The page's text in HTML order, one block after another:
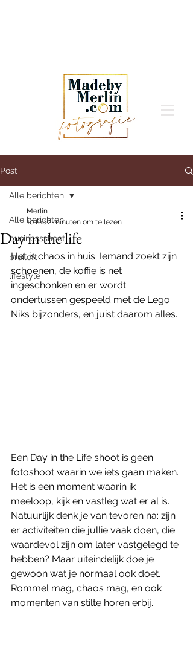
Post
Alle berichten
businessshoot
bruiloft
lifestyle
Alle berichten
Day in the life
Merlin
10 feb2 minuten om te lezen
Het is chaos in huis. Iemand zoekt zijn
schoenen, de koffie is net
ingeschonken en er wordt
ondertussen gespeeld met de Lego.
Niks bijzonders, en juist daarom alles.
Een Day in the Life shoot is geen
fotoshoot waarin we iets gaan maken.
Het is een moment waarin ik
meeloop, kijk en vastleg wat er al is.
Natuurlijk denk je van tevoren na: zijn
er activiteiten die jullie vaak doen, die
waardevol zijn om later vastgelegd te
hebben? Maar uiteindelijk doe je
gewoon wat je normaal ook doet.
Rommel mag, chaos mag, en ook
momenten van stilte horen erbij.